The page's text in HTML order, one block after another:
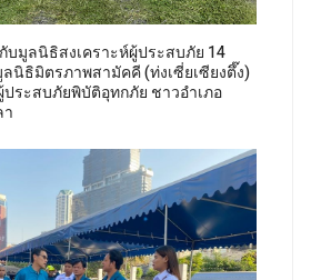
บมูลนิธิสงเคราะห์ผู้ประสบภัย 14
นิธิมิตรภาพสามัคคี (ท่งเซี่ยเซียงตึ๊ง)
ระสบภัยพิบัติอุทกภัย ชาวอำเภอ